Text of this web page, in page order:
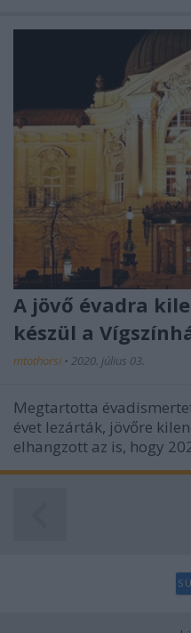
A jövő évadra
készül a
mtothorsi • 2020. július 03.
Megtartotta
évet lezárták, jövőre
elhangzott az is, hogy